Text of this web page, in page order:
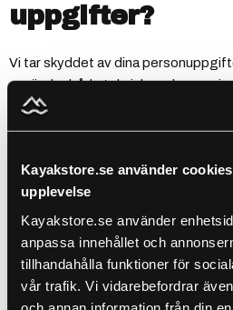
Kayakstore.se använder
upplevelse
Kayakstore.se använder
anpassa innehållet och
tillhandahålla funktioner för
vår trafik. Vi vidarebefordrar
uppgifter?
Vi tar skyddet av dina
använder både tekniska och
säkerställa att de hanteras säkert.
vid dataöverföring, begränsad
personal i dataskydd och följer
hantering av känsliga uppgifter.
Vilka delar vi
uppgifter med?